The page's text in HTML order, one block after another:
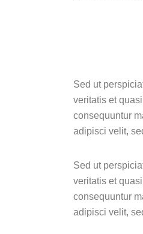
Sed ut
veritatis et
consequuntur
adipisci velit,
Sed ut
veritatis et
consequuntur
adipisci velit,